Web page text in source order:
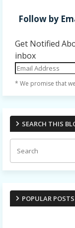
Follow by
Get Notified
inbox
* We promise that
SEARCH THIS
POPULAR POSTS